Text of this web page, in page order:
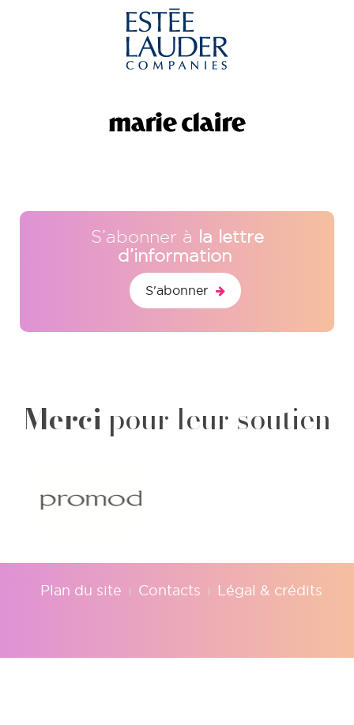
S’abonner à
la lettre
d’information
S'abonner
Merci pour leur soutien
This site uses cookies and gives you control over what you want